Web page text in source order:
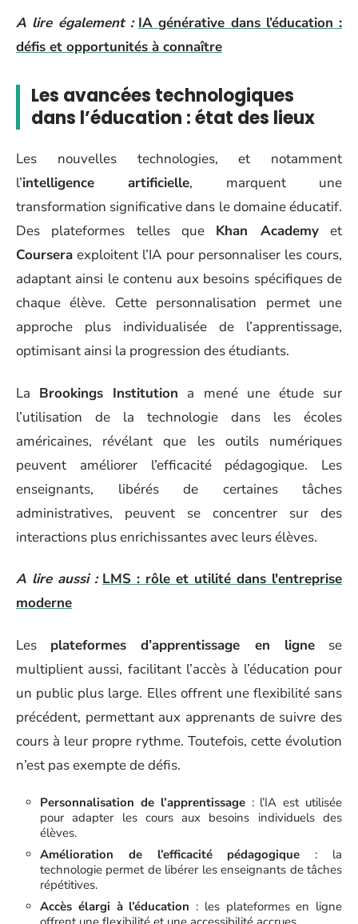
A lire également : IA générative dans l’éducation :
défis et opportunités à connaître
Les avancées technologiques
dans l’éducation : état des lieux
Les nouvelles technologies, et notamment
l’intelligence artificielle, marquent une
transformation significative dans le domaine éducatif.
Des plateformes telles que Khan Academyet
Coursera exploitent l’IA pour personnaliser les cours,
adaptant ainsi le contenu aux besoins spécifiques de
chaque élève. Cette personnalisation permet une
approche plus individualisée de l’apprentissage,
optimisant ainsi la progression des étudiants.
La Brookings Institution a mené une étude sur
l’utilisation de la technologie dans les écoles
américaines, révélant que les outils numériques
peuvent améliorer l’efficacité pédagogique. Les
enseignants, libérés de certaines tâches
administratives, peuvent se concentrer sur des
interactions plus enrichissantes avec leurs élèves.
A lire aussi : LMS : rôle et utilité dans l'entreprise
moderne
Les plateformes d’apprentissage en lignese
multiplient aussi, facilitant l’accès à l’éducation pour
un public plus large. Elles offrent une flexibilité sans
précédent, permettant aux apprenants de suivre des
cours à leur propre rythme. Toutefois, cette évolution
n’est pas exempte de défis.
Personnalisation de l’apprentissage: l’IA est utilisée
pour adapter les cours aux besoins individuels des
élèves.
Amélioration de l’efficacité pédagogique : la
technologie permet de libérer les enseignants de tâches
répétitives.
Accès élargi à l’éducation : les plateformes en ligne